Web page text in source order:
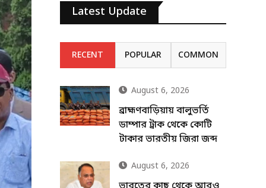
Latest Update
RECENT POPULAR COMMON
August 6, 2026
ব্রাহ্মণবাড়িয়ায় বালুভর্তি
ডাম্পার ট্রাক থেকে কোটি
টাকার ভারতীয় জিরা জব্দ
August 6, 2026